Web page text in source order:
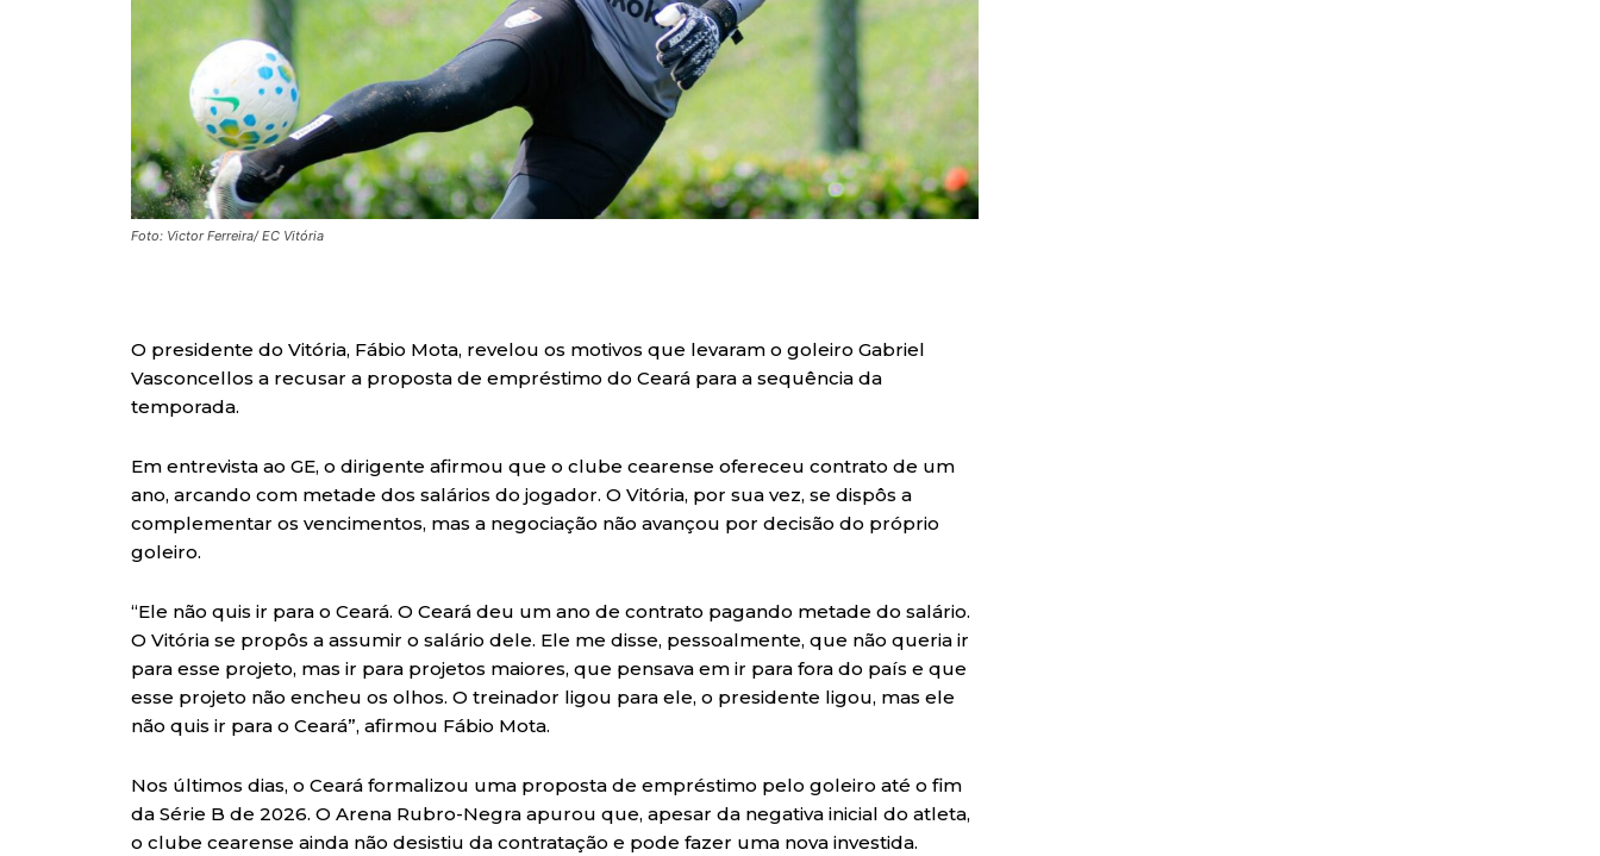
Foto: Victor Ferreira/ EC Vitória
O presidente do Vitória, Fábio Mota, revelou os motivos que levaram o goleiro Gabriel
Vasconcellos a recusar a proposta de empréstimo do Ceará para a sequência da
temporada.
Em entrevista ao GE, o dirigente afirmou que o clube cearense ofereceu contrato de um
ano, arcando com metade dos salários do jogador. O Vitória, por sua vez, se dispôs a
complementar os vencimentos, mas a negociação não avançou por decisão do próprio
goleiro.
“Ele não quis ir para o Ceará. O Ceará deu um ano de contrato pagando metade do salário.
O Vitória se propôs a assumir o salário dele. Ele me disse, pessoalmente, que não queria ir
para esse projeto, mas ir para projetos maiores, que pensava em ir para fora do país e que
esse projeto não encheu os olhos. O treinador ligou para ele, o presidente ligou, mas ele
não quis ir para o Ceará”, afirmou Fábio Mota.
Nos últimos dias, o Ceará formalizou uma proposta de empréstimo pelo goleiro até o fim
da Série B de 2026. O Arena Rubro-Negra apurou que, apesar da negativa inicial do atleta,
o clube cearense ainda não desistiu da contratação e pode fazer uma nova investida.